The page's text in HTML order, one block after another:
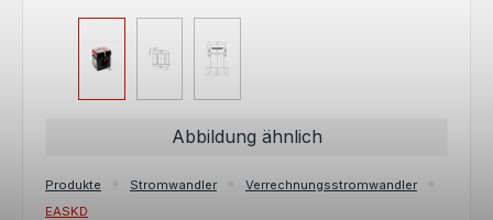
Abbildung ähnlich
Produkte Stromwandler
Verrechnungsstromwandler
EASKD